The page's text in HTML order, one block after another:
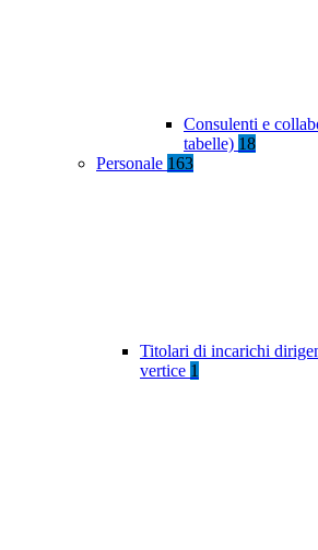
Consulenti e
tabelle) 18
Personale 163
Titolari di incarichi
vertice 1